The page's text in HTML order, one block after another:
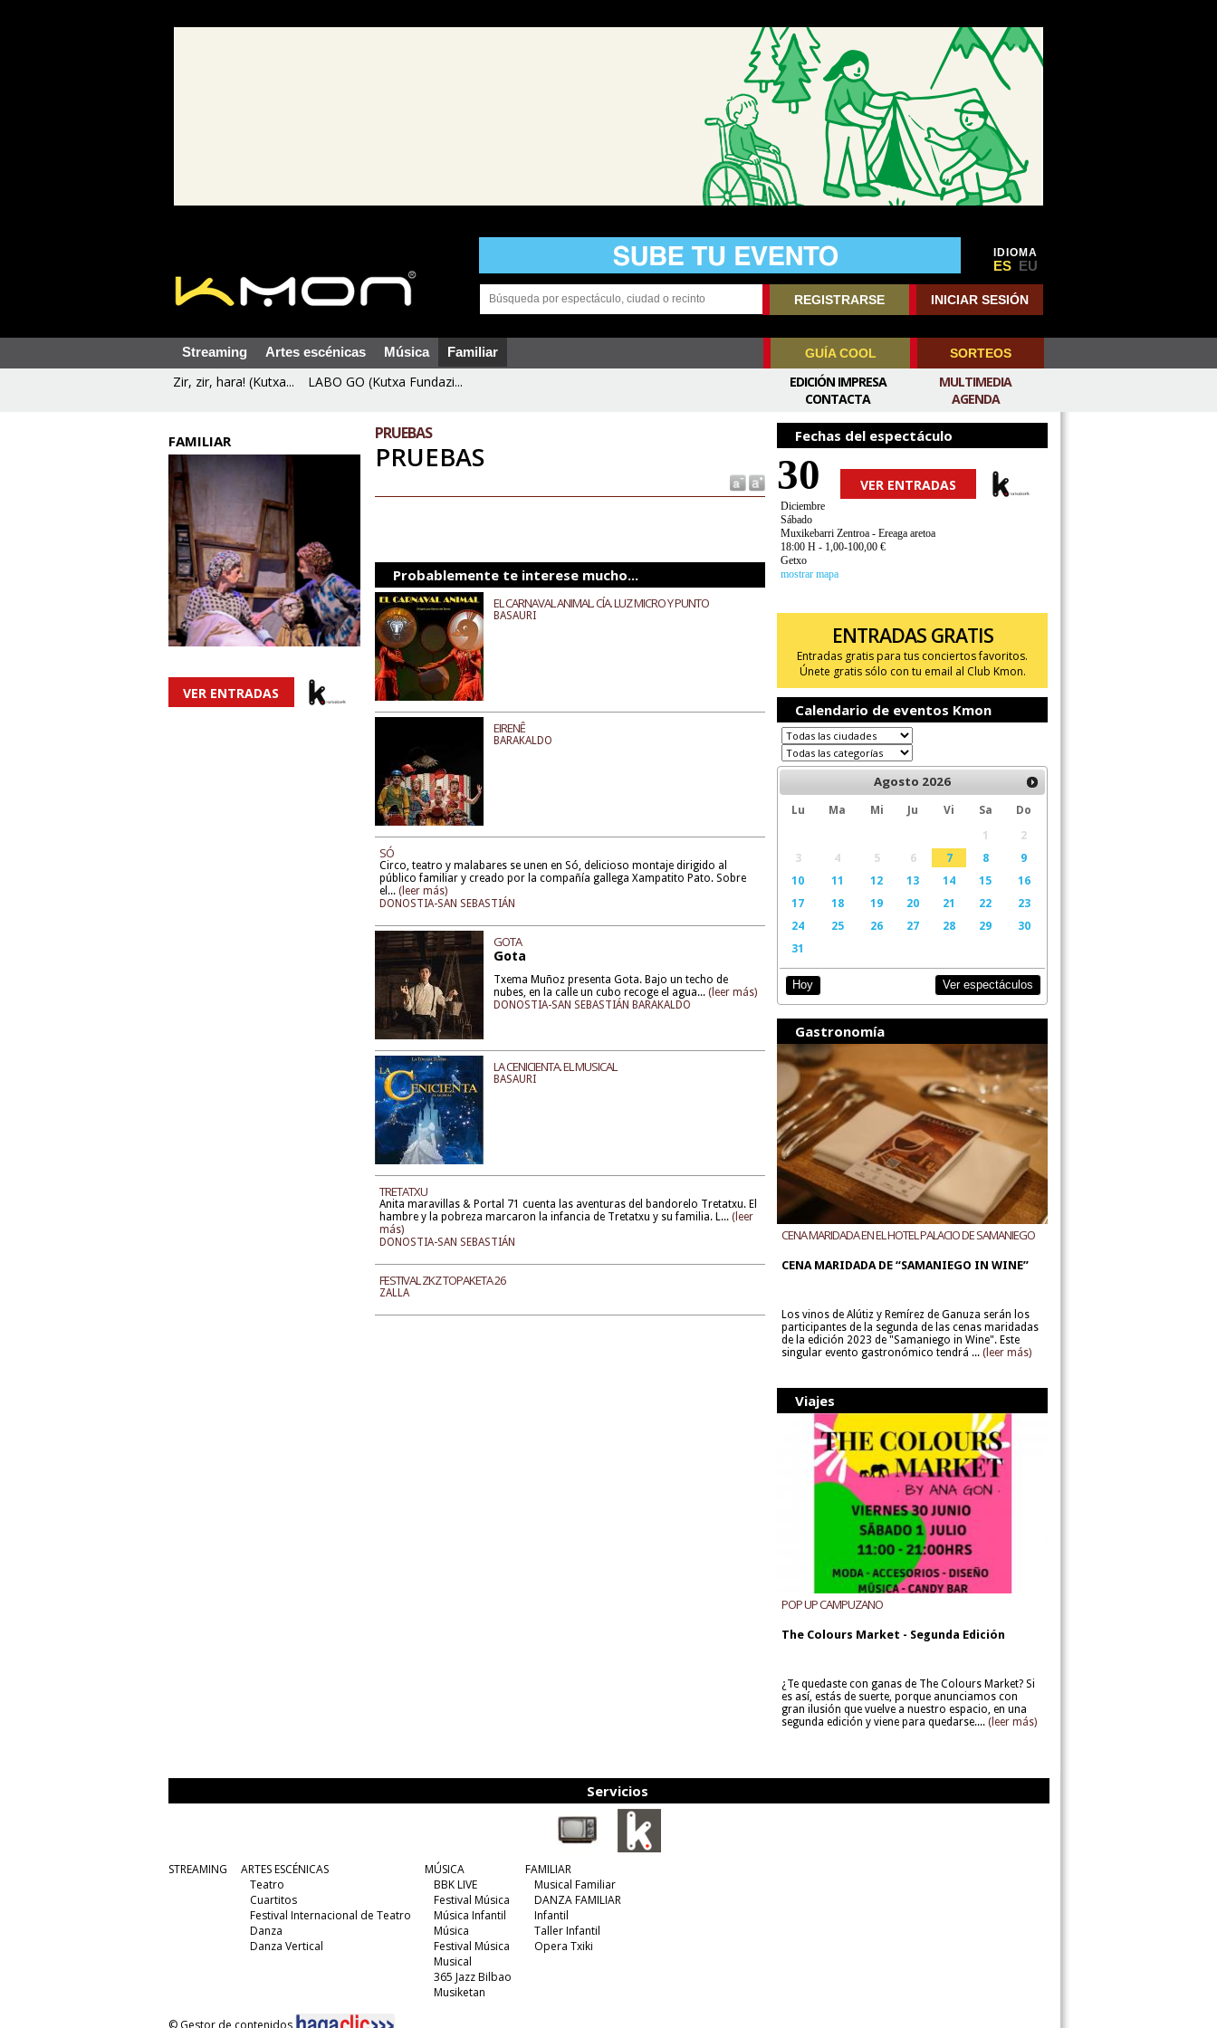
IDIOMA
ES EU
REGISTRARSE INICIAR SESIÓN
Streaming Artes escénicas Música Familiar GUÍA COOL SORTEOS
Zir, zir, hara! (Kutxa... LABO GO (Kutxa Fundazi...
MULTIMEDIA
AGENDA
EDICIÓN IMPRESA
CONTACTA
FAMILIAR
VER ENTRADAS
PRUEBAS
PRUEBAS
Probablemente te interese mucho...
EL CARNAVAL ANIMAL. CÍA. LUZ MICRO Y PUNTO
BASAURI
EIRENÊ
BARAKALDO
SÓ
Circo, teatro y malabares se unen en Só, delicioso montaje dirigido al
público familiar y creado por la compañía gallega Xampatito Pato. Sobre
el...(leer más)
DONOSTIA-SAN SEBASTIÁN
GOTA
Gota
Txema Muñoz presenta Gota. Bajo un techo de
nubes, en la calle un cubo recoge el agua...(leer más)
DONOSTIA-SAN SEBASTIÁN BARAKALDO
LA CENICIENTA. EL MUSICAL
BASAURI
TRETATXU
Anita maravillas & Portal 71 cuenta las aventuras del bandorelo Tretatxu. El
hambre y la pobreza marcaron la infancia de Tretatxu y su familia. L...(leer
más)
DONOSTIA-SAN SEBASTIÁN
FESTIVAL ZKZ TOPAKETA 26
ZALLA
Fechas del espectáculo
30 VER ENTRADAS
Diciembre
Sábado
Muxikebarri Zentroa - Ereaga aretoa
18:00 H - 1,00-100,00 €
Getxo
mostrar mapa
ENTRADAS GRATIS
Entradas gratis para tus conciertos favoritos.
Únete gratis sólo con tu email al Club Kmon.
Calendario de eventos Kmon
Agosto 2026
Lu Ma Mi Ju Vi Sa
Do
1
2
3
4 5 6 7 8
9
10
11 12 13 14 15
16
17
18 19 20 21 22
23
24
25 26 27 28 29
30
31
Hoy Ver espectáculos
Gastronomía
CENA MARIDADA EN EL HOTEL PALACIO DE SAMANIEGO
CENA MARIDADA DE “SAMANIEGO IN WINE”
Los vinos de Alútiz y Remírez de Ganuza serán los
participantes de la segunda de las cenas maridadas
de la edición 2023 de "Samaniego in Wine". Este
singular evento gastronómico tendrá ... (leer más)
Viajes
POP UP CAMPUZANO
The Colours Market - Segunda Edición
¿Te quedaste con ganas de The Colours Market? Si
es así, estás de suerte, porque anunciamos con
gran ilusión que vuelve a nuestro espacio, en una
segunda edición y viene para quedarse.... (leer más)
Servicios
STREAMING
ARTES ESCÉNICAS
Teatro
Cuartitos
Festival Internacional de Teatro
Danza
Danza Vertical
MÚSICA
BBK LIVE
Festival Música
Música Infantil
Música
Festival Música
Musical
365 Jazz Bilbao
Musiketan
FAMILIAR
Musical Familiar
DANZA FAMILIAR
Infantil
Taller Infantil
Opera Txiki